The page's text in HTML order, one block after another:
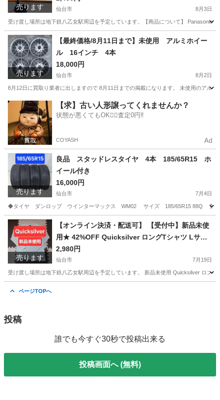
売ります 仙台市 8月3日
受け渡し場所は地下鉄八乙女駅周辺を予定しています。 ​【商品について】 Panasonic
宮城 仙台市 家電 デスク
売ります
【最終価格/8月11日まで】未使用 アルミホイー
ル 16インチ 4本
18,000円
仙台市 8月2日
8月12日に買取り業者に出しますので 8月11日までの掲載になります。 未使用のア
宮城 仙台市 タイヤ、ホイール
【求】古い人形譲ってくれませんか？
状態が悪くてもOK🙆‍♀️査定0円‼️
COYASH Ad
売ります
良品 スタッドレスタイヤ 4本 185/65R15 ホ
イール付き
16,000円
仙台市 7月4日
◆タイヤ ダンロップ ウインターマックス WM02 サイズ 185/65R15 88Q 製造
宮城 仙台市 タイヤ、ホイール
売ります
【オンライン決済・配送可】 【受付中】新品未使
用★ 42%OFF Quicksilver ロングTシャツ Lサイ
ズ ホワイト クイックシルバー
2,980円
仙台市 7月19日
受け渡し場所は地下鉄八乙女駅周辺を予定しています。 新品未使用 Quicksilver ロ
ページTOPへ
投稿
誰でも今すぐ30秒で投稿出来る
投稿画面へ (無料)